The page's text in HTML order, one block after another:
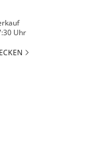
Uhr